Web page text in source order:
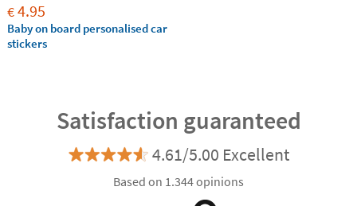
€4.95
Baby on board personalised car
stickers
Satisfaction guaranteed
4.61/5.00 Excellent
Based on 1.344 opinions